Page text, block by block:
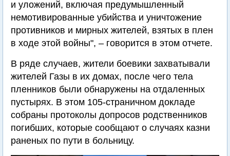
и уложений, включая предумышленный
немотивированные убийства и уничтожение
противников и мирных жителей, взятых в плен
в ходе этой войны", – говорится в этом отчете.
В ряде случаев, жители боевики захватывали
жителей Газы в их домах, после чего тела
пленников были обнаружены на отдаленных
пустырях. В этом 105-страничном докладе
собраны протоколы допросов родственников
погибших, которые сообщают о случаях казни
раненых по пути в больницу.